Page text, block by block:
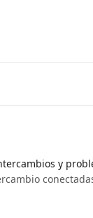
y